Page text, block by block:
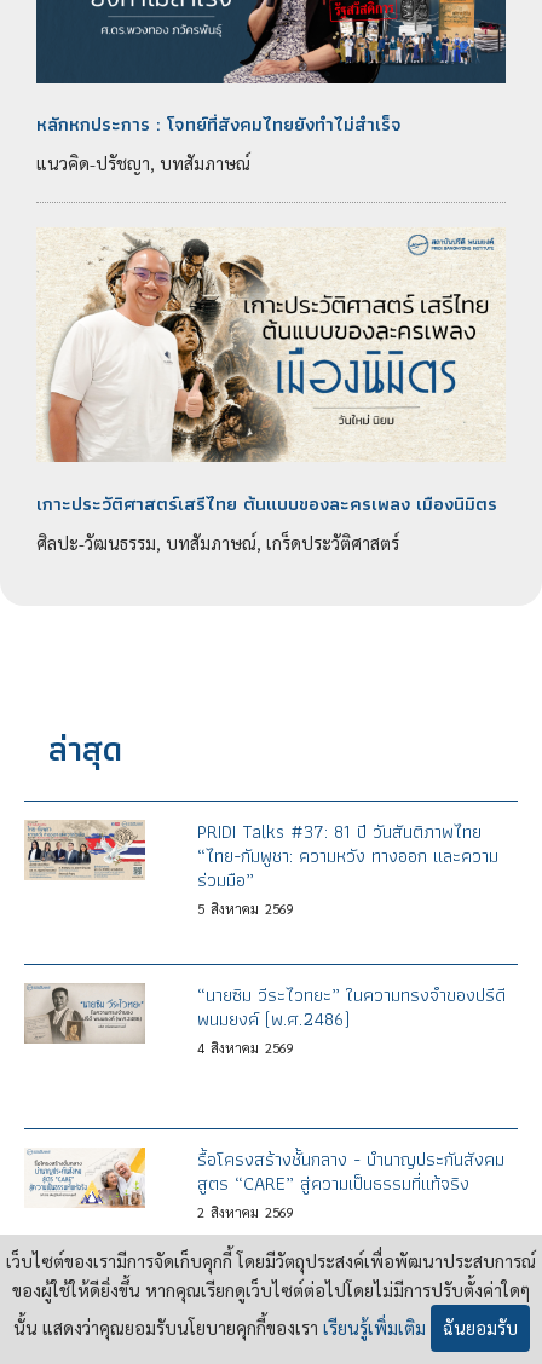
หลักหกประการ : โจทย์ที่สังคมไทยยังทำไม่สำเร็จ
แนวคิด-ปรัชญา, บทสัมภาษณ์
เกาะประวัติศาสตร์เสรีไทย ต้นแบบของละครเพลง เมืองนิมิตร
ศิลปะ-วัฒนธรรม, บทสัมภาษณ์, เกร็ดประวัติศาสตร์
ล่าสุด
PRIDI Talks #37: 81 ปี วันสันติภาพไทย
“ไทย-กัมพูชา: ความหวัง ทางออก และความ
ร่วมมือ”
5 สิงหาคม 2569
“นายซิม วีระไวทยะ” ในความทรงจำของปรีดี
พนมยงค์ (พ.ศ.2486)
4 สิงหาคม 2569
รื้อโครงสร้างชั้นกลาง - บำนาญประกันสังคม
สูตร “CARE” สู่ความเป็นธรรมที่แท้จริง
2 สิงหาคม 2569
ปฐมบทแห่งสวัสดิการ จาก “เค้าโครงการ
เศรษฐกิจของปรีดี” สู่ “บำนาญพื้นฐาน”
เว็บไซต์ของเรามีการจัดเก็บคุกกี้ โดยมีวัตถุประสงค์เพื่อพัฒนาประสบการณ์
ของผู้ใช้ให้ดียิ่งขึ้น หากคุณเรียกดูเว็บไซต์ต่อไปโดยไม่มีการปรับตั้งค่าใดๆ
นั้น แสดงว่าคุณยอมรับนโยบายคุกกี้ของเรา เรียนรู้เพิ่มเติม ฉันยอมรับ